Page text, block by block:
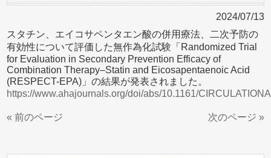
2024/07/13
スタチン、エイコサペンタエン酸の併用療法、二次予防の
有効性について評価した無作為化試験「Randomized Trial
for Evaluation in Secondary Prevention Efficacy of
Combination Therapy–Statin and Eicosapentaenoic Acid
(RESPECT-EPA)」の結果が発表されました。
https://www.ahajournals.org/doi/abs/10.1161/
« 前のページ 次のページ »